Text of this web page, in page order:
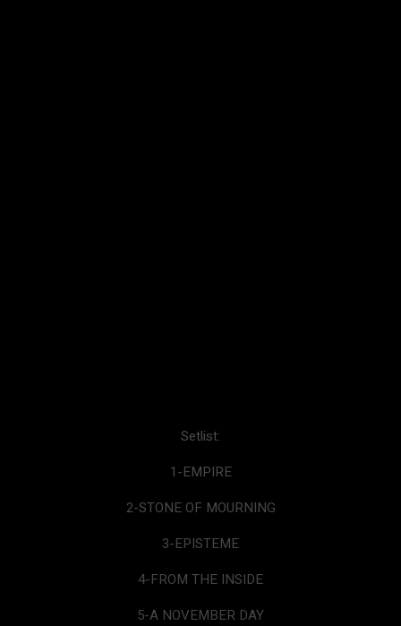
Setlist:
1-EMPIRE
2-STONE OF MOURNING
3-EPISTEME
4-FROM THE INSIDE
5-A NOVEMBER DAY